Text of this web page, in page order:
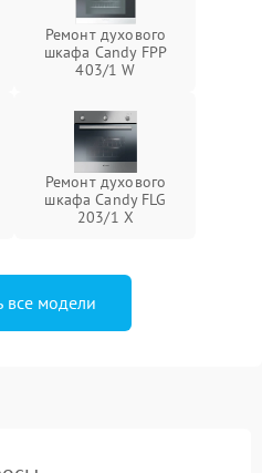
Ремонт духового
шкафа Candy FPP
403/1 W
Ремонт духового
шкафа Candy FLG
203/1 X
все модели